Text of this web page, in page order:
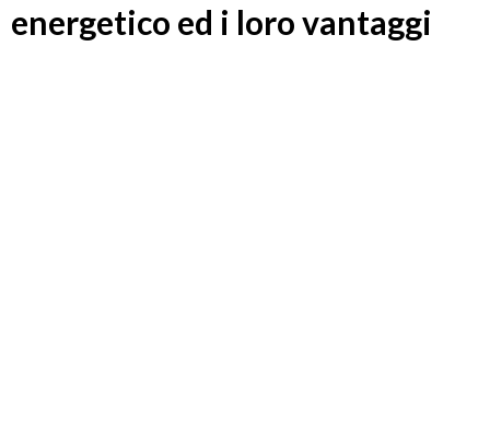
energetico ed i loro vantaggi